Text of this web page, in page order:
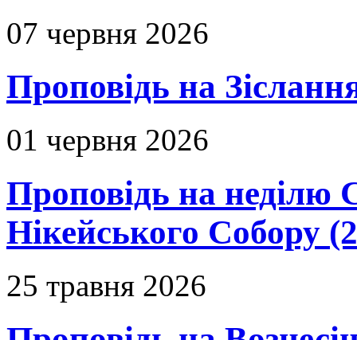
07 червня 2026
Проповідь на
01 червня 2026
Проповідь на неділю
Нікейського Собору
25 травня 2026